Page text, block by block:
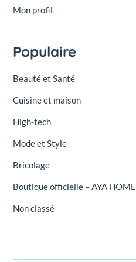
Mon profil
Populaire
Beauté et Santé
Cuisine et maison
High-tech
Mode et Style
Bricolage
Boutique officielle – AYA HOME
Non classé